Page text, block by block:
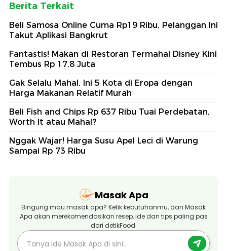
Berita Terkait
Beli Samosa Online Cuma Rp19 Ribu, Pelanggan Ini
Takut Aplikasi Bangkrut
Fantastis! Makan di Restoran Termahal Disney Kini
Tembus Rp 17,8 Juta
Gak Selalu Mahal, Ini 5 Kota di Eropa dengan
Harga Makanan Relatif Murah
Beli Fish and Chips Rp 637 Ribu Tuai Perdebatan,
Worth It atau Mahal?
Nggak Wajar! Harga Susu Apel Leci di Warung
Sampai Rp 73 Ribu
Masak Apa
Bingung mau masak apa? Ketik kebutuhanmu, dan Masak
Apa akan merekomendasikan resep, ide dan tips paling pas
dari detikFood.